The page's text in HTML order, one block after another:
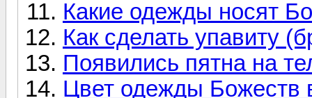
Какие одежды носят
Как сделать упавиту
Появились пятна на
Цвет одежды Божеств